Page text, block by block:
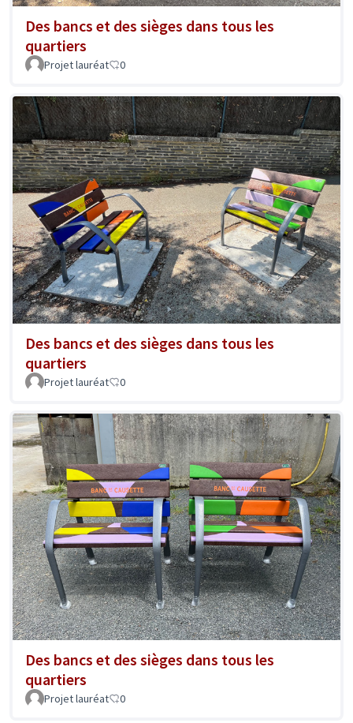
Des bancs et des sièges dans tous les
quartiers
Projet lauréat 0
Des bancs et des sièges dans tous les
quartiers
Projet lauréat 0
Des bancs et des sièges dans tous les
quartiers
Projet lauréat 0